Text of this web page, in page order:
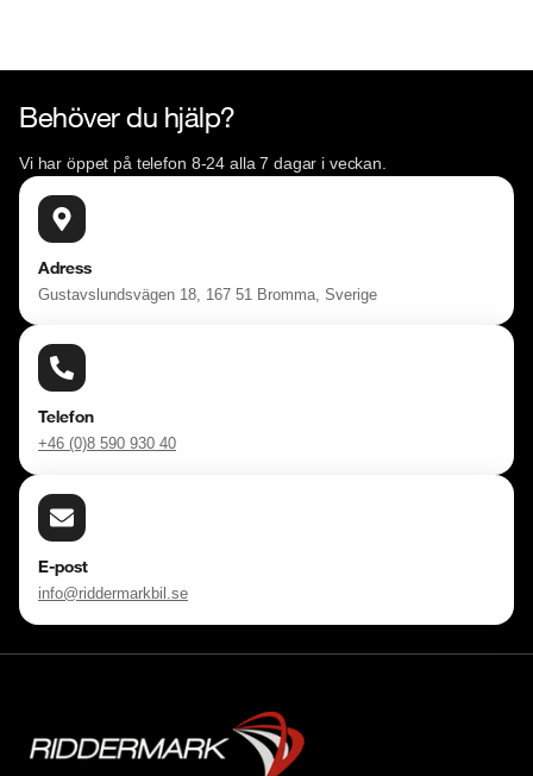
Behöver du hjälp?
Vi har öppet på telefon 8-24 alla 7 dagar i veckan.
Adress
Gustavslundsvägen 18, 167 51 Bromma, Sverige
Telefon
+46 (0)8 590 930 40
E-post
info@riddermarkbil.se